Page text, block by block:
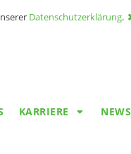
Datenschutzerklärung.
KARRIERE NEWS